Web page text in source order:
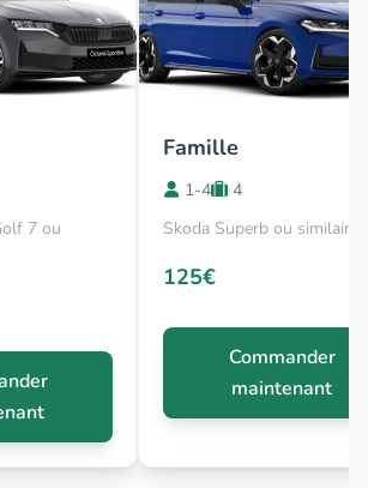
7 ou
Famille
1-4
4
Skoda Superb ou similaire
125€
Commander
maintenant